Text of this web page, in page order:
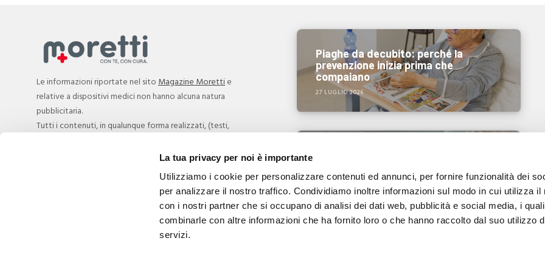
La tua privacy per noi è importante
Utilizziamo i cookie per personalizzare contenuti ed annunci, per fornire funzionalità dei
per analizzare il nostro traffico. Condividiamo inoltre informazioni sul modo in cui utilizza il
con i nostri partner che si occupano di analisi dei dati web, pubblicità e social media, i
combinarle con altre informazioni che ha fornito loro o che hanno raccolto dal suo utilizzo
servizi.
Le informazioni riportate nel sitoMagazine Morettie
relative a dispositivi medici non hanno alcuna natura
pubblicitaria.
Tutti i contenuti, in qualunque forma realizzati, (testi,
ecc.), hanno natura esclusivamente informativa, e sono
rivolte esclusivamente a operatori professionali.
Circolare Ministero della Salute. Nuove linee guida della
pubblicità sanitaria concernente i dispositivi medici,
dispositivi medico-diagnostici in vitro e presidi medico
chirurgici del DM IVD PMC 21/07/2025.
Piaghe da decubito: perché la
prevenzione inizia prima che
compaiano
27 LUGLIO 2026
professionisti sanitari
15 LUGLIO 2026